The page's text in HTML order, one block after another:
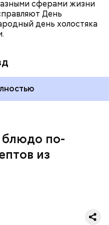
сферами жизни
День
день холостяка
блюдо по-
из
не для всех дыня
очередь ее стоит